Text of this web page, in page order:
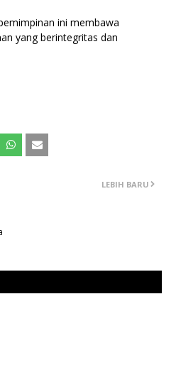
ini membawa
yang berintegritas dan
LEBIH BARU